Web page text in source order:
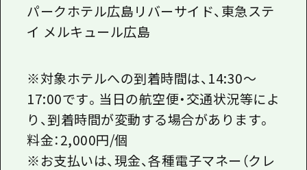
パークホテル広島リバーサイド、東急ステ
イ メルキュール広島
※対象ホテルへの到着時間は、14:30～
17:00です。当日の航空便・交通状況等によ
り、到着時間が変動する場合があります。
料金：2,000円/個
※お支払いは、現金、各種電子マネー（クレ